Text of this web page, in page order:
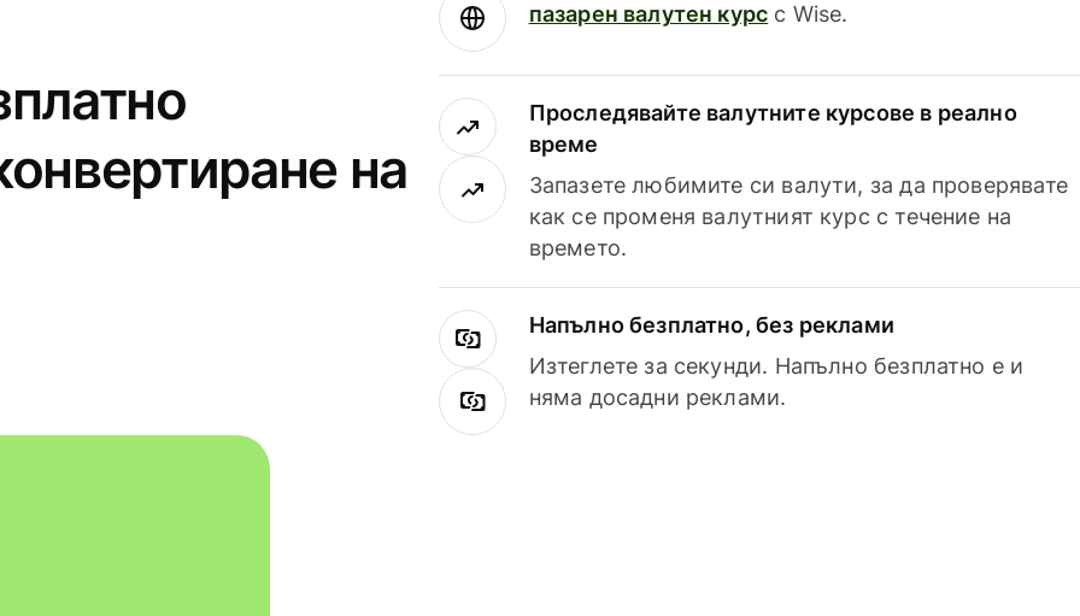
на
пазарен валутен курс с Wise.
Проследявайте валутните курсове в реално
време
Запазете любимите си валути, за да проверявате
как се променя валутният курс с течение на
времето.
Напълно безплатно, без реклами
Изтеглете за секунди. Напълно безплатно е и
няма досадни реклами.